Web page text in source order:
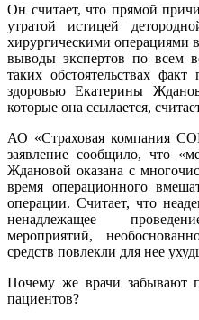
Он считает, что прямой
утратой истицей
хирургическими операциями
выводы экспертов по всем
таких обстоятельствах
здоровью Екатерины
которые она ссылается,
АО «Страховая компания
заявление сообщило, что
Ждановой оказана с
время операционного
операции. Считает, что
ненадлежащее
мероприятий,
средств повлекли для нее
Почему же врачи забывают
пациентов?